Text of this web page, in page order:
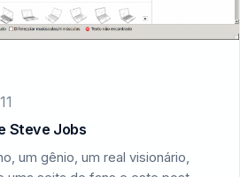
Steve Jobs
um gênio, um real visionário,